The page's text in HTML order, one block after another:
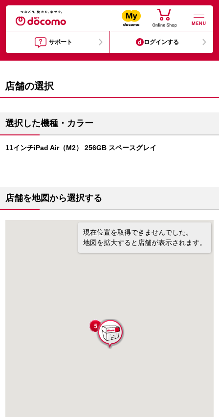
MENU
サポート ログインする
店舗の選択
選択した機種・カラー
11インチiPad Air（M2） 256GB スペースグレイ
店舗を地図から選択する
現在位置を取得できませんでした。
地図を拡大すると店舗が表示されます。